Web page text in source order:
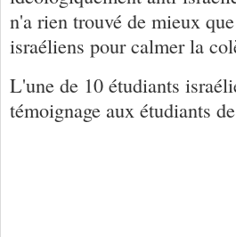
n'a rien trouvé de mieux
israéliens pour calmer la
L'une de 10 étudiants
témoignage aux étudiants